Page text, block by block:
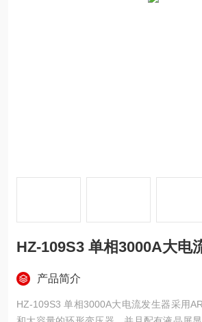
HZ-109S3 单相3000A大电
产品简介
HZ-109S3 单相3000A大电流发生器采用